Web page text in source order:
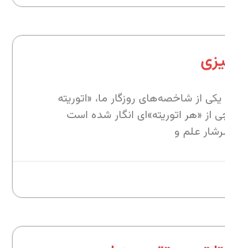
از شاخصه‌های روزگار ما، «اتوریته
«هر اتوریته»ای انگار شده است
علم و